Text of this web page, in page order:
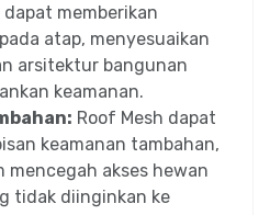
memberikan
atap, menyesuaikan
arsitektur bangunan
keamanan.
Roof Mesh dapat
keamanan tambahan,
mencegah akses hewan
tidak diinginkan ke